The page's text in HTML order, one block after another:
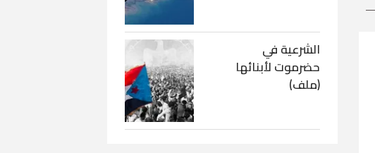
الشرعية في
حضرموت لأبنائها
(ملف)